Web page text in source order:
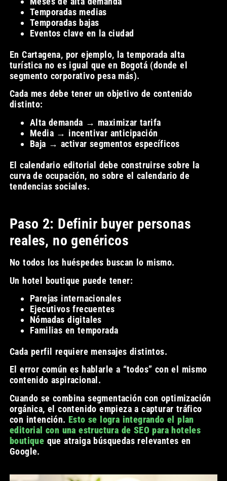
Temporadas medias
Temporadas bajas
Eventos clave en la ciudad
En Cartagena, por ejemplo, la temporada alta
turística no es igual que en Bogotá (donde el
segmento corporativo pesa más).
Cada mes debe tener un objetivo de contenido
distinto:
Alta demanda → maximizar tarifa
Media → incentivar anticipación
Baja → activar segmentos específicos
El calendario editorial debe construirse sobre la
curva de ocupación, no sobre el calendario de
tendencias sociales.
Paso 2: Definir buyer personas
reales, no genéricos
No todos los huéspedes buscan lo mismo.
Un hotel boutique puede tener:
Parejas internacionales
Ejecutivos frecuentes
Nómadas digitales
Familias en temporada
Cada perfil requiere mensajes distintos.
El error común es hablarle a “todos” con el mismo
contenido aspiracional.
Cuando se combina segmentación con optimización
orgánica, el contenido empieza a capturar tráfico
con intención. Esto se logra integrando el plan
editorial con una estructura de SEO para hoteles
boutique que atraiga búsquedas relevantes en
Google.